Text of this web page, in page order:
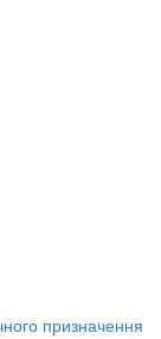
призначення